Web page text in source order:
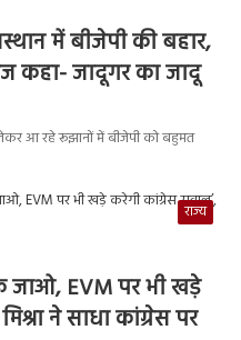
में बीजेपी की बहार,
कहा- जादूगर का जादू
आ रहे रूझानों में बीजेपी को बहुमत
राज्य
EVM पर भी खड़े
ने साधा कांग्रेस पर